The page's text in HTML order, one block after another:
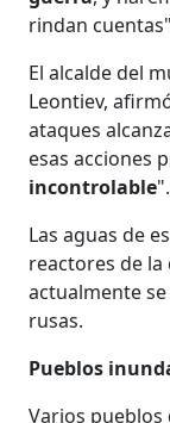
rindan
El alcalde del
Leontiev,
ataques
esas acciones
incontrolable".
Las aguas de
reactores de
actualmente
rusas.
Pueblos
Varios